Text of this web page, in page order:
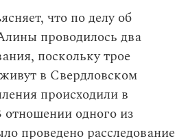
что по делу об
проводилось два
поскольку трое
в Свердловском
происходили в
одного из
проведено расследование